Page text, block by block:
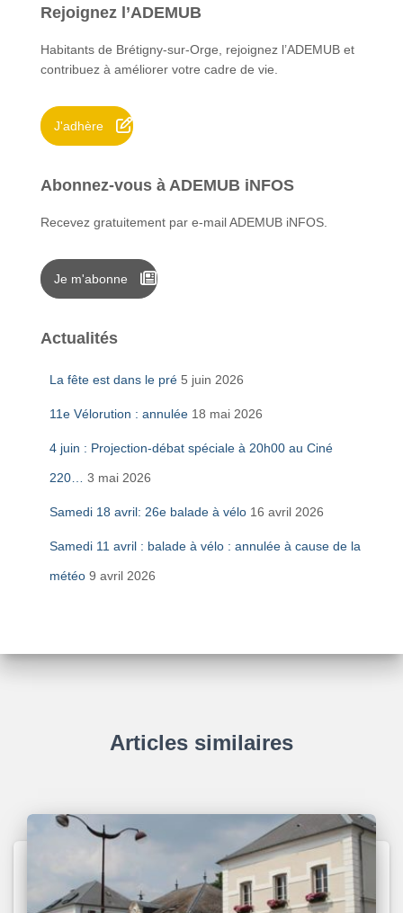
r
h
e
:
Rejoignez l’ADEMUB
Habitants de Brétigny-sur-Orge, rejoignez l’ADEMUB et
contribuez à améliorer votre cadre de vie.
J'adhère
Abonnez-vous à ADEMUB iNFOS
Recevez gratuitement par e-mail ADEMUB iNFOS.
Je m'abonne
Actualités
La fête est dans le pré 5 juin 2026
11e Vélorution : annulée 18 mai 2026
4 juin : Projection-débat spéciale à 20h00 au Ciné
220… 3 mai 2026
Samedi 18 avril: 26e balade à vélo 16 avril 2026
Samedi 11 avril : balade à vélo : annulée à cause de la
météo 9 avril 2026
Articles similaires